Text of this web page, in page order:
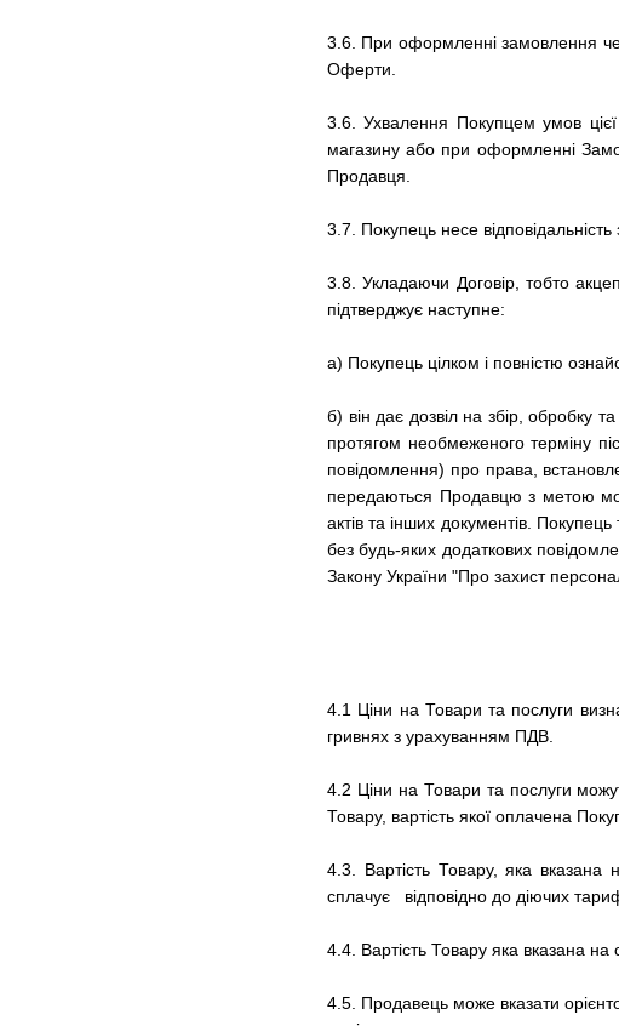
3.6. При оформленні замовлення
Оферти.
3.6. Ухвалення Покупцем умов
магазину або при оформленні
Продавця.
3.7. Покупець несе
3.8. Укладаючи Договір, тобто
підтверджує наступне:
а) Покупець цілком і повністю
б) він дає дозвіл на збір, обробку
протягом необмеженого терміну
повідомлення) про права,
передаються Продавцю з метою
актів та інших документів. Покупець
без будь-яких додаткових
Закону України "Про захист
4.1 Ціни на Товари та послуги
гривнях з урахуванням ПДВ.
4.2 Ціни на Товари та послуги
Товару, вартість якої оплачена
4.3. Вартість Товару, яка вказана
сплачує відповідно до діючих
4.4. Вартість Товару яка вказана на
4.5. Продавець може вказати